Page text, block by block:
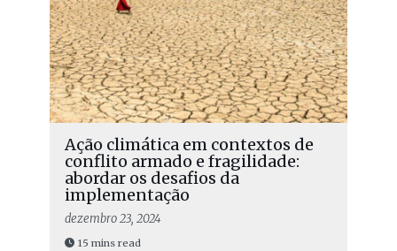
Ação climática em contextos de
conflito armado e fragilidade:
abordar os desafios da
implementação
dezembro 23, 2024
15 mins read